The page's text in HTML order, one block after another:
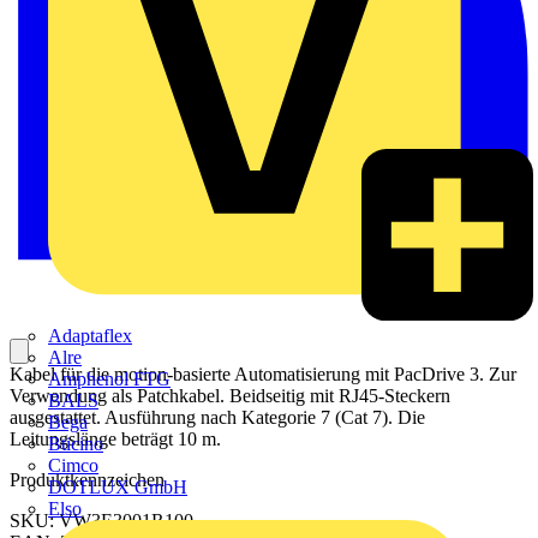
Adaptaflex
Alre
Amphenol FTG
BALS
Bega
Bticino
Cimco
DOTLUX GmbH
Elso
Kabel für die motion-basierte Automatisierung mit PacDrive 3. Zur
Verwendung als Patchkabel. Beidseitig mit RJ45-Steckern
ausgestattet. Ausführung nach Kategorie 7 (Cat 7). Die
Leitungslänge beträgt 10 m.
Produktkennzeichen
SKU: VW3E3001R100